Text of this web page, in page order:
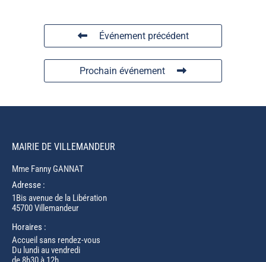
Événement précédent
Prochain événement
MAIRIE DE VILLEMANDEUR
Mme Fanny GANNAT
Adresse :
1Bis avenue de la Libération
45700 Villemandeur
Horaires :
Accueil sans rendez-vous
Du lundi au vendredi